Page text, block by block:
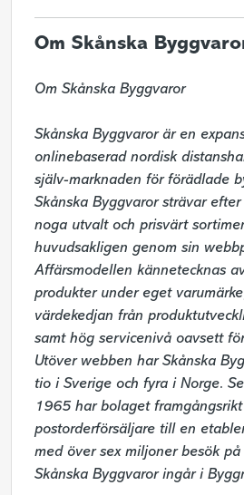
Om Skånska
Om Skånska Byggvaror
Skånska Byggvaror är en
onlinebaserad nordisk
själv-marknaden för förädlade
Skånska Byggvaror strävar
noga utvalt och prisvärt
huvudsakligen genom sin
Affärsmodellen kännetecknas
produkter under eget
värdekedjan från
samt hög servicenivå oavsett
Utöver webben har Skånska
tio i Sverige och fyra i Norge.
1965 har bolaget
postorderförsäljare till en
med över sex miljoner besök
Skånska Byggvaror ingår i